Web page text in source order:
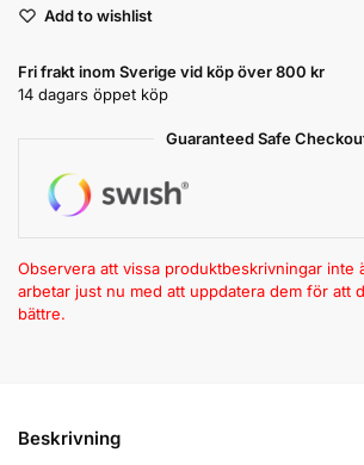
Add to wishlist
Fri frakt inom Sverige vid köp över 800 kr
14 dagars öppet köp
Guaranteed Safe
Observera att vissa produktbeskrivningar inte
arbetar just nu med att uppdatera dem för att
bättre.
Beskrivning